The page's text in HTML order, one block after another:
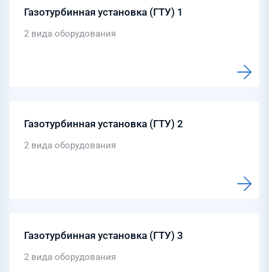
Газотурбинная установка (ГТУ) 1
2 вида оборудования
Газотурбинная установка (ГТУ) 2
2 вида оборудования
Газотурбинная установка (ГТУ) 3
2 вида оборудования